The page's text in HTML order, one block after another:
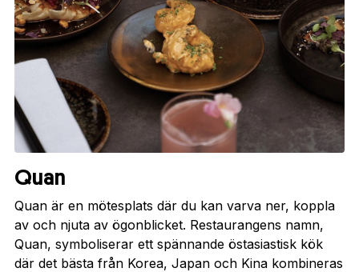
Quan
Quan är en mötesplats där du kan varva ner, koppla
av och njuta av ögonblicket. Restaurangens namn,
Quan, symboliserar ett spännande östasiastisk kök
där det bästa från Korea, Japan och Kina kombineras